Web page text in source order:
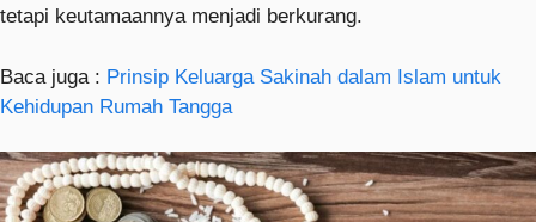
tetapi keutamaannya menjadi berkurang.
Baca juga : Prinsip Keluarga Sakinah dalam Islam untuk
Kehidupan Rumah Tangga